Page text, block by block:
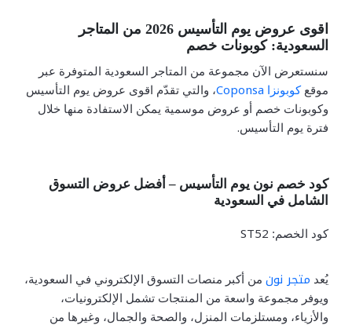
اقوى عروض يوم التأسيس 2026 من المتاجر
السعودية: كوبونات خصم
سنستعرض الآن مجموعة من المتاجر السعودية المتوفرة عبر
موقعكوبونزا Coponsa، والتي تقدّم اقوى عروض يوم التأسيس
وكوبونات خصم أو عروض موسمية يمكن الاستفادة منها خلال
فترة يوم التأسيس.
كود خصم نون يوم التأسيس – أفضل عروض التسوق
الشامل في السعودية
كود الخصم: ST52
يُعد متجر نون من أكبر منصات التسوق الإلكتروني في السعودية،
ويوفر مجموعة واسعة من المنتجات تشمل الإلكترونيات،
والأزياء، ومستلزمات المنزل، والصحة والجمال، وغيرها من